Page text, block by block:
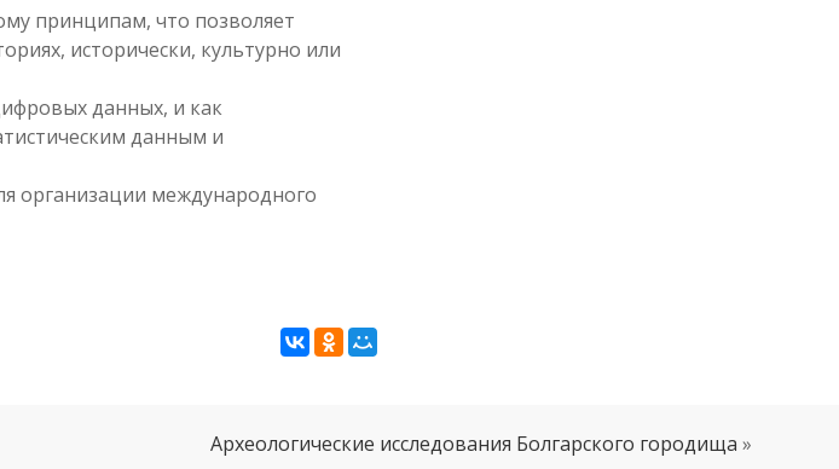
принципам, что позволяет
исторически, культурно или
данных, и как
данным и
организации международного
Археологические исследования Болгарского городища »